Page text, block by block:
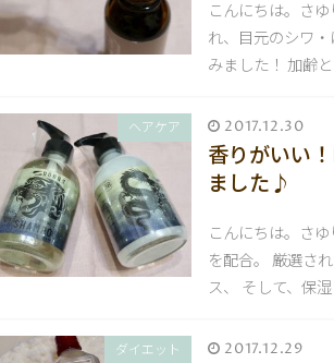
こんにちは。さ
れ、目元のシワ
みました！ 加齢
ヘアケア 2017.12.30
香りがいい
ました♪
こんにちは。さ
を配合。 厳選さ
ス、 そして、保
ダイエット 2017.12.29